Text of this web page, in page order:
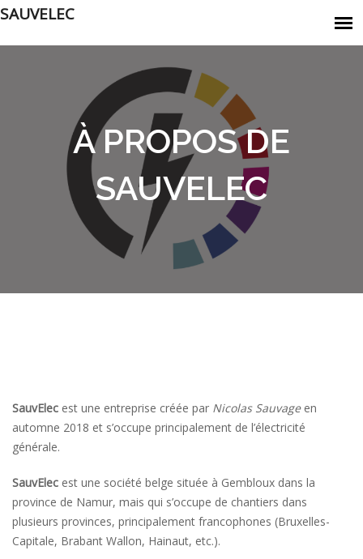
SAUVELEC
À PROPOS DE
SAUVELEC
SauvElec est une entreprise créée par Nicolas Sauvageen
automne 2018 et s’occupe principalement de l’électricité
générale.
SauvElec est une société belge située à Gembloux dans la
province de Namur, mais qui s’occupe de chantiers dans
plusieurs provinces, principalement francophones (Bruxelles-
Capitale, Brabant Wallon, Hainaut, etc.).